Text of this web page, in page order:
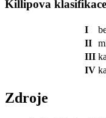
Killipova
I
II
III
IV
Zdroje